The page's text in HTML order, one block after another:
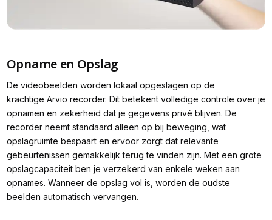
Opname en Opslag
De videobeelden worden lokaal opgeslagen op de
krachtige Arvio recorder. Dit betekent volledige controle over je
opnamen en zekerheid dat je gegevens privé blijven. De
recorder neemt standaard alleen op bij beweging, wat
opslagruimte bespaart en ervoor zorgt dat relevante
gebeurtenissen gemakkelijk terug te vinden zijn. Met een grote
opslagcapaciteit ben je verzekerd van enkele weken aan
opnames. Wanneer de opslag vol is, worden de oudste
beelden automatisch vervangen.